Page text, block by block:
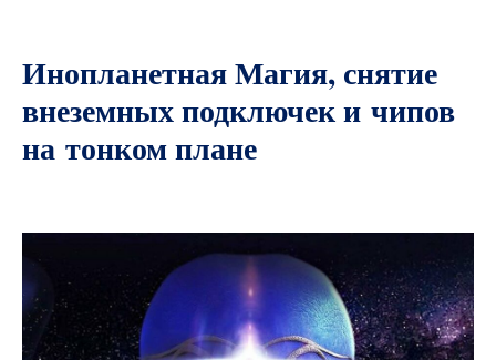
Инопланетная Магия, снятие
внеземных подключек и чипов
на тонком плане